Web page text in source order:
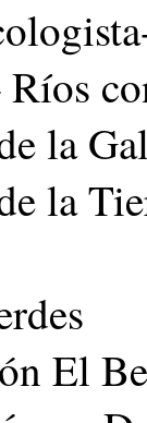
Ríos
la
la
El